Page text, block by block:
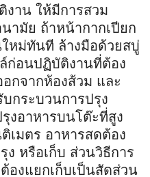
าน ให้มีการสวม
ามัย ถ้าหน้ากากเปียก
หม่ทันที ล้างมือด้วยสบู่
ก่อนปฏิบัติงานที่ต้อง
กจากห้องส้วม และ
กระบวนการปรุง
งอาหารบนโต๊ะที่สูง
เมตร อาหารสดต้อง
ง หรือเก็บ ส่วนวิธีการ
องแยกเก็บเป็นสัดส่วน